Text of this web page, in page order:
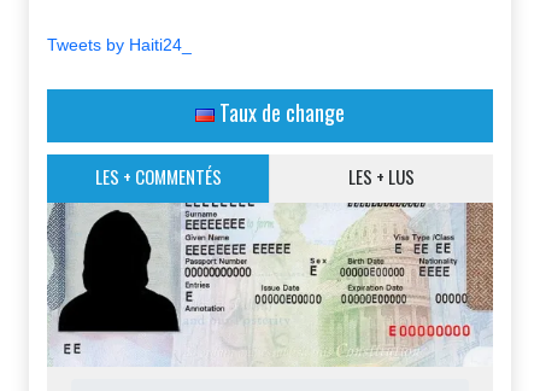
Tweets by Haiti24_
Taux de change
LES + COMMENTÉS LES + LUS